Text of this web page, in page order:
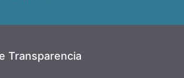
Transparencia